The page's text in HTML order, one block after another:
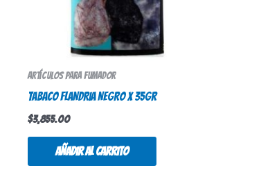
Artículos para fumador
TABACO FLANDRIA NEGRO X 35gr
$3,855.00
Añadir al carrito